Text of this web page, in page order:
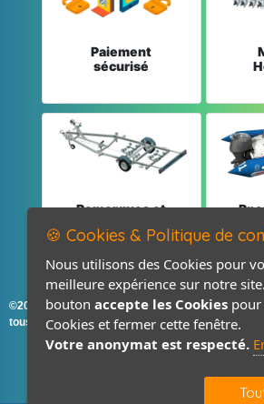
Paiement
sécurisé
Remorques et
©2026-2027 France Accastillage
tous droits réservés
🍪 Cookies & Politique de
Nous utilisons des Cookies pour
meilleure expérience sur notre
bouton accepte les Cookies pour
Cookies et fermer cette fenêtre.
Votre anonymat est respecté.